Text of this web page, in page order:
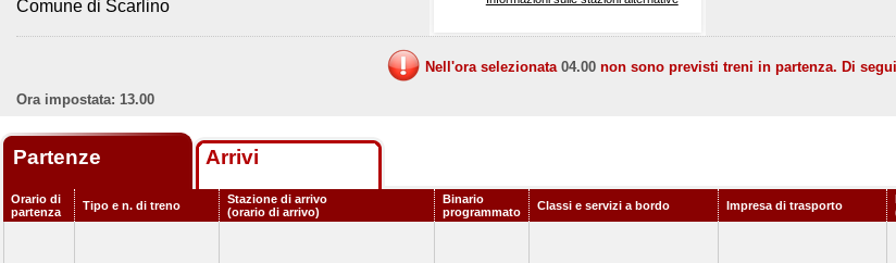
Comune di Scarlino
Nell'ora selezionata 04.00 non sono previsti treni in partenza. Di
Ora impostata: 13.00
Partenze Arrivi
Orario di
partenza
Tipo e n. di treno
Stazione di arrivo
(orario di arrivo)
Binario
programmato
Classi e servizi a bordo Impresa di trasporto